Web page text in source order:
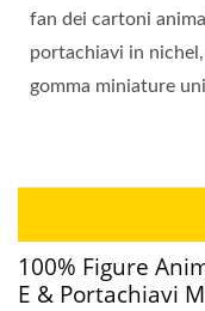
fan dei cartoni
portachiavi in
gomma miniature
100% Figure
E & Portachiavi